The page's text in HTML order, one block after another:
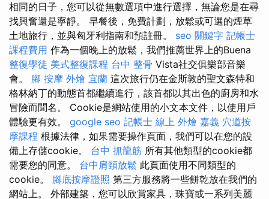
相同的日子，您可以從無數選項中進行選擇，無論您是在尋
找興奮還是寧靜。 早餐後，免費計劃，放鬆或可選的煙草
土地旅行，並與匈牙利指南和預註冊。 seo 關鍵字 記帳士
課程費用 作為一個晚上的放鬆，我們推薦世界上的Buena
整復學徒 美式整復課程 台中 整骨 Vista社交俱樂部音樂
會。 腳 按摩 外燴 宜蘭 這次旅行仍在金斯敦的聖文森特和
格林納丁的動態首都繼續進行，該首都以其出色的廚房和水
冒險而聞名。 Cookie是網站使用的小文本文件，以使用戶
體驗更有效。 google seo 記帳士 線上 外燴 嘉義 穴道按
摩課程 根據法律，如果需要操作頁面，我們可以在您的設
備上存儲cookie。 台中 抓龍筋 所有其他類型的cookie都
需要您的同意。 台中肩頸放鬆 此頁面使用不同類型的
cookie。 腳底按摩證照 第三方服務將一些餅乾放在我們的
網站上。 外部建築，您可以欣賞家具，珠寶或一系列美麗